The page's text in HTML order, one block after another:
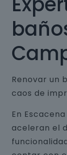
Renovar un
caos de
En
aceleran el